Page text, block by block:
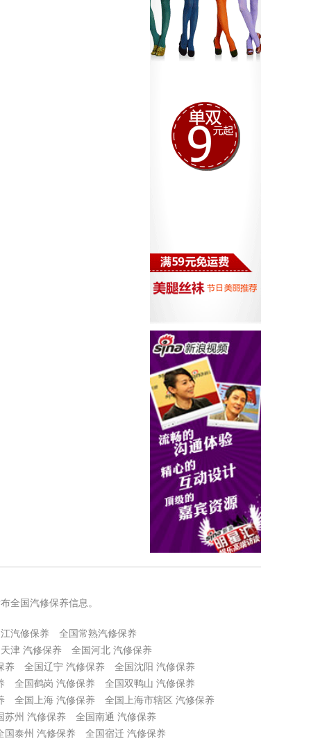
全国汽修保养信息。
汽修保养
全国常熟汽修保养
津 汽修保养
全国河北 汽修保养
养
全国辽宁 汽修保养
全国沈阳 汽修保养
全国鹤岗 汽修保养
全国双鸭山 汽修保养
全国上海 汽修保养
全国上海市辖区 汽修保养
苏州 汽修保养
全国南通 汽修保养
国泰州 汽修保养
全国宿迁 汽修保养